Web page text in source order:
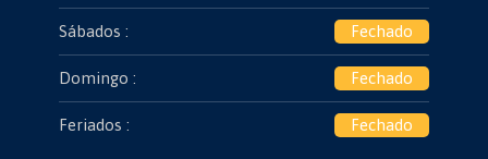
Sábados : Fechado
Domingo : Fechado
Feriados : Fechado